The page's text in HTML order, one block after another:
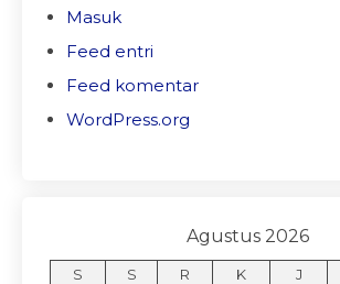
Masuk
Feed entri
Feed komentar
WordPress.org
Agustus 2026
S S R K J